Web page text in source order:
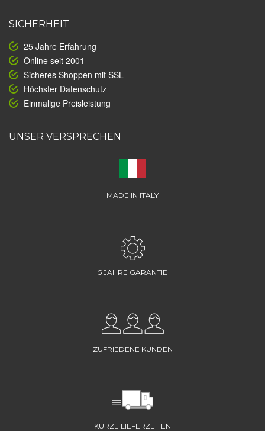
SICHERHEIT
25 Jahre Erfahrung
Online seit 2001
Sicheres Shoppen mit SSL
Höchster Datenschutz
Einmalige Preisleistung
UNSER VERSPRECHEN
MADE IN ITALY
5 JAHRE GARANTIE
ZUFRIEDENE KUNDEN
KURZE LIEFERZEITEN